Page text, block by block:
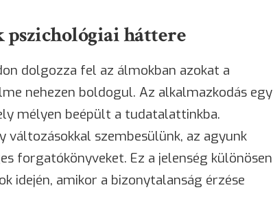
háttere
dolgozza fel az álmokban azokat a
nehezen boldogul. Az alkalmazkodás egy
mélyen beépült a tudatalattinkba.
szembesülünk, az agyunk
forgatókönyveket. Ez a jelenség különösen
idején, amikor a bizonytalanság érzése